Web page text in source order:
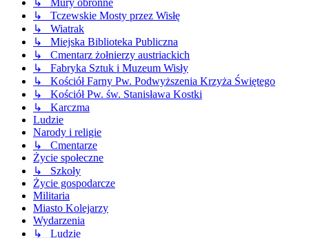
↳ Mury obronne
↳ Tczewskie Mosty przez Wisłę
↳ Wiatrak
↳ Miejska Biblioteka Publiczna
↳ Cmentarz żołnierzy austriackich
↳ Fabryka Sztuk i Muzeum Wisły
↳ Kościół Farny Pw. Podwyższenia Krzyża Świętego
↳ Kościół Pw. św. Stanisława Kostki
↳ Karczma
Ludzie
Narody i religie
↳ Cmentarze
Życie społeczne
↳ Szkoły
Życie gospodarcze
Militaria
Miasto Kolejarzy
Wydarzenia
↳ Ludzie